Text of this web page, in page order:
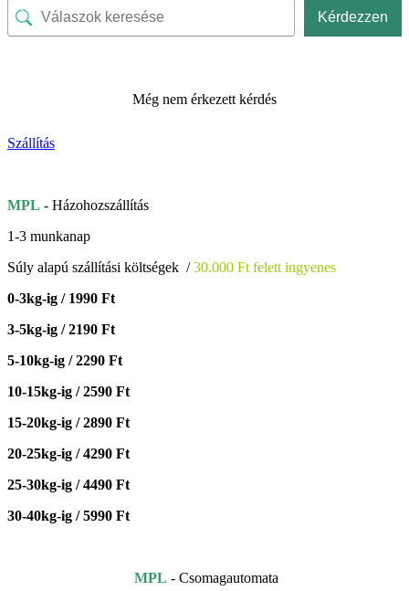
Kérdezzen
Még nem érkezett kérdés
Szállítás
MPL - Házohozszállítás
1-3 munkanap
Súly alapú szállítási költségek /30.000 Ft felett ingyenes
0-3kg-ig / 1990 Ft
3-5kg-ig / 2190 Ft
5-10kg-ig / 2290 Ft
10-15kg-ig / 2590 Ft
15-20kg-ig / 2890 Ft
20-25kg-ig / 4290 Ft
25-30kg-ig / 4490 Ft
30-40kg-ig / 5990 Ft
MPL - Csomagautomata